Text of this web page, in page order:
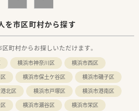
を市区町村から探す
町村からお探しいただけます。
横浜市神奈川区
横浜市西区
横浜市保土ケ谷区
横浜市磯子区
北区 横浜市戸塚区
横浜市港南区
横浜市瀬谷区
横浜市栄区